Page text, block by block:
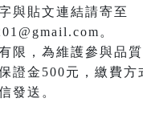
與貼文連結請寄至
。
限，為維護參與品
證金500元，繳費方
發送。